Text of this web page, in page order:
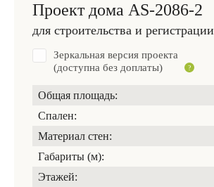
Проект дома AS-2086-2
для строительства и регистрации
Зеркальная версия проекта
(доступна без доплаты)
Общая площадь:
Спален:
Материал стен:
Габариты (м):
Этажей: